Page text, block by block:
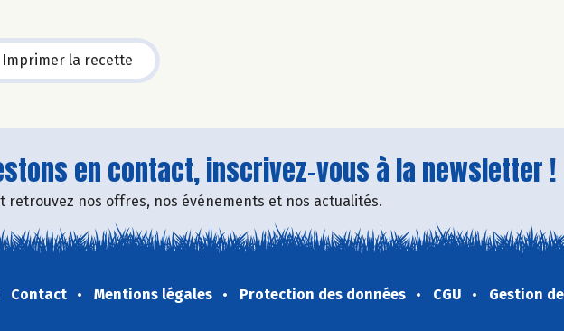
Imprimer la recette
en contact, inscrivez-vous à la newsletter !
retrouvez nos offres, nos événements et nos actualités.
Contact Mentions légales Protection des données CGU Gestion